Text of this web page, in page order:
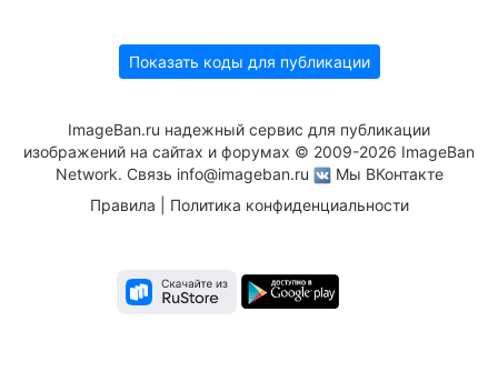
Показать коды для публикации
ImageBan.ru надежный сервис для публикации
изображений на сайтах и форумах © 2009-2026 ImageBan
Network. Связь info@imageban.ru
Мы ВКонтакте
Правила
Политика конфиденциальности